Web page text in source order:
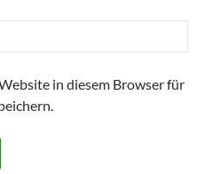
in diesem Browser für